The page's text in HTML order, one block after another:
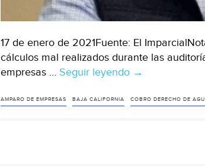
17 de enero de 2021Fuente: El
cálculos mal realizados durante las
empresas … Seguir leyendo Baja
Se
→
AMPARO DE EMPRESAS BAJA CALIFORNIA COBRO DERECHO DE